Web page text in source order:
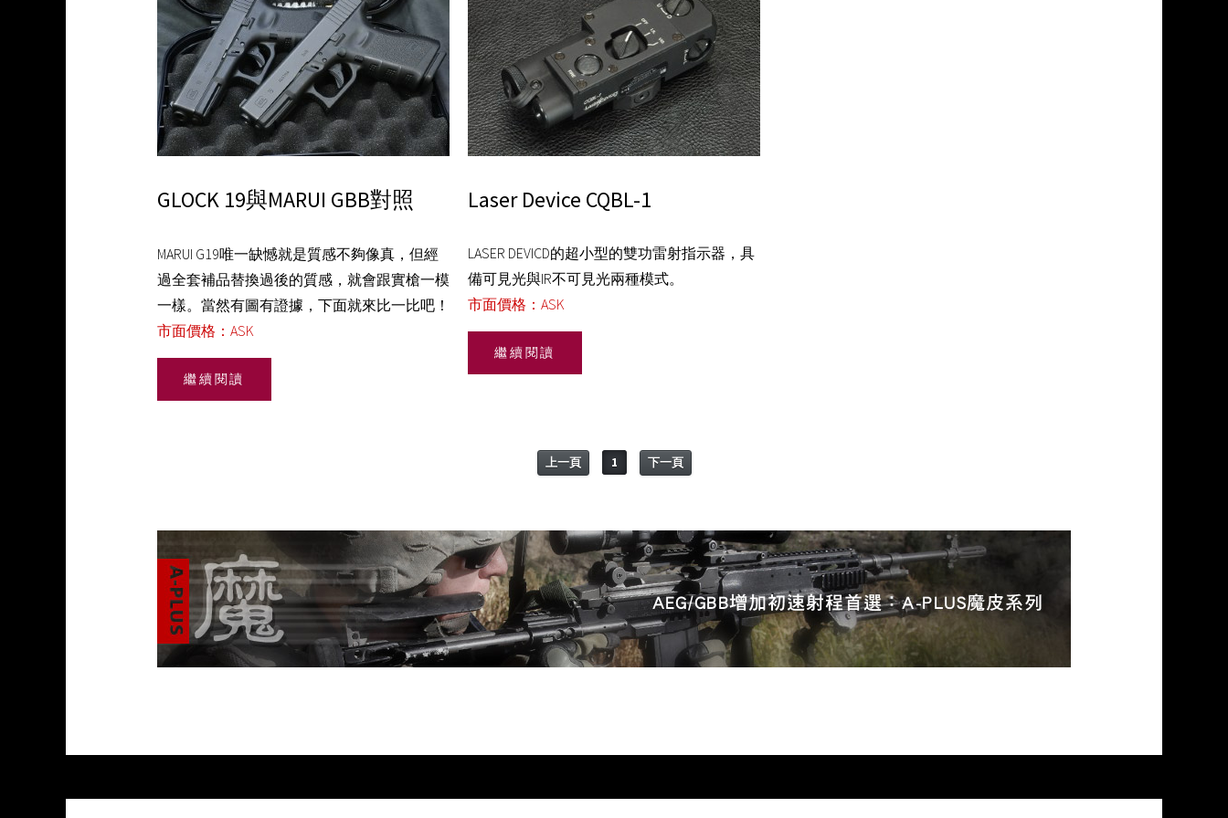
GLOCK 19與MARUI GBB對照
MARUI G19唯一缺憾就是質感不夠像真，但經
過全套補品替換過後的質感，就會跟實槍一模
一樣。當然有圖有證據，下面就來比一比吧！
市面價格：ASK
繼續閱讀
Laser Device CQBL-1
LASER DEVICD的超小型的雙功雷射指示器，具
備可見光與IR不可見光兩種模式。
市面價格：ASK
繼續閱讀
上一頁 1 下一頁